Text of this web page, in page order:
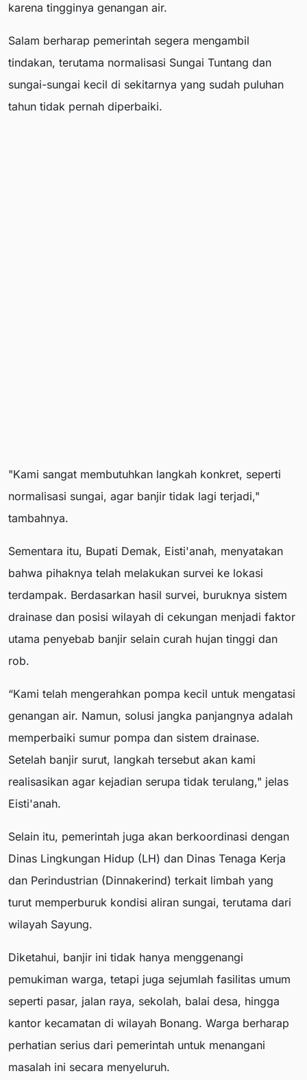
karena tingginya genangan air.
Salam berharap pemerintah segera mengambil
tindakan, terutama normalisasi Sungai Tuntang dan
sungai-sungai kecil di sekitarnya yang sudah puluhan
tahun tidak pernah diperbaiki.
"Kami sangat membutuhkan langkah konkret, seperti
normalisasi sungai, agar banjir tidak lagi terjadi,"
tambahnya.
Sementara itu, Bupati Demak, Eisti'anah, menyatakan
bahwa pihaknya telah melakukan survei ke lokasi
terdampak. Berdasarkan hasil survei, buruknya sistem
drainase dan posisi wilayah di cekungan menjadi faktor
utama penyebab banjir selain curah hujan tinggi dan
rob.
“Kami telah mengerahkan pompa kecil untuk mengatasi
genangan air. Namun, solusi jangka panjangnya adalah
memperbaiki sumur pompa dan sistem drainase.
Setelah banjir surut, langkah tersebut akan kami
realisasikan agar kejadian serupa tidak terulang," jelas
Eisti'anah.
Selain itu, pemerintah juga akan berkoordinasi dengan
Dinas Lingkungan Hidup (LH) dan Dinas Tenaga Kerja
dan Perindustrian (Dinnakerind) terkait limbah yang
turut memperburuk kondisi aliran sungai, terutama dari
wilayah Sayung.
Diketahui, banjir ini tidak hanya menggenangi
pemukiman warga, tetapi juga sejumlah fasilitas umum
seperti pasar, jalan raya, sekolah, balai desa, hingga
kantor kecamatan di wilayah Bonang. Warga berharap
perhatian serius dari pemerintah untuk menangani
masalah ini secara menyeluruh.